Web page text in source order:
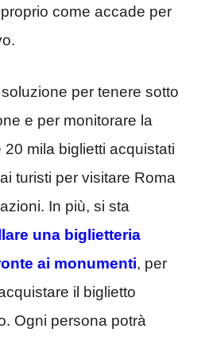
come accade per
per tenere sotto
e per monitorare la
mila biglietti acquistati
turisti per visitare Roma
In più, si sta
una biglietteria
ai monumenti, per
il biglietto
Ogni persona potrà